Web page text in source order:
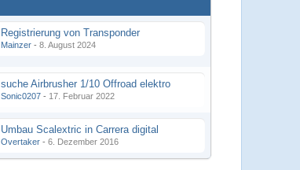
Registrierung von Transponder
Mainzer - 8. August 2024
suche Airbrusher 1/10 Offroad elektro
Sonic0207 - 17. Februar 2022
Umbau Scalextric in Carrera digital
Overtaker - 6. Dezember 2016